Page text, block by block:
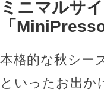
ミニマルサ
「MiniPresso
本格的な秋シー
といったお出か